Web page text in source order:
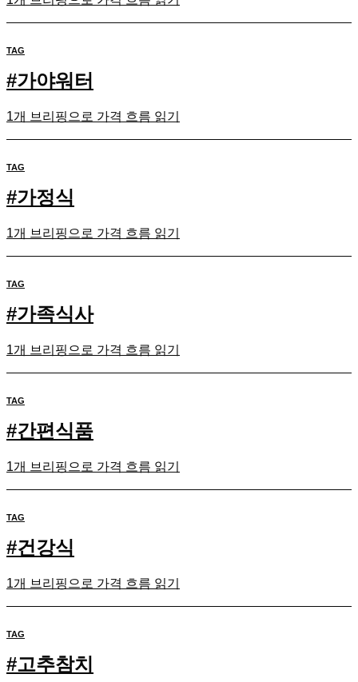
TAG
#가야워터
1개 브리핑으로 가격 흐름 읽기
TAG
#가정식
1개 브리핑으로 가격 흐름 읽기
TAG
#가족식사
1개 브리핑으로 가격 흐름 읽기
TAG
#간편식품
1개 브리핑으로 가격 흐름 읽기
TAG
#건강식
1개 브리핑으로 가격 흐름 읽기
TAG
#고추참치